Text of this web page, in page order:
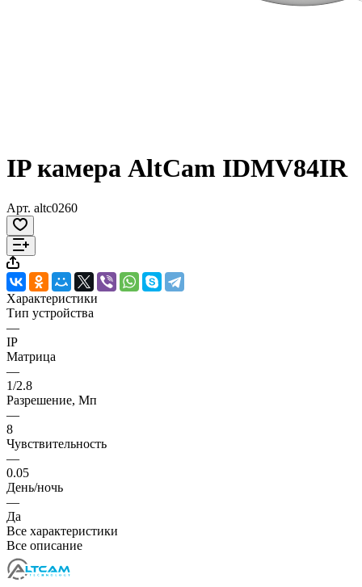
IP камера AltCam IDMV84IR
Арт. altc0260
Характеристики
Тип устройства
—
IP
Матрица
—
1/2.8
Разрешение, Мп
—
8
Чувствительность
—
0.05
День/ночь
—
Да
Все характеристики
Все описание